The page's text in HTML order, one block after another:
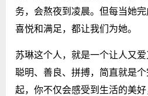
务，会熬夜到凌晨。但每当她
喜悦和满足，都让我们为她。
苏琳这个人，就是一个让人又爱
聪明、善良、拼搏，简直就是
起，你不仅会感受到生活的美好